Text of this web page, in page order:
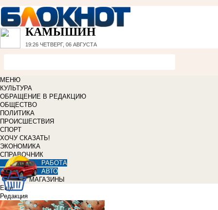
КАМЫШИН
19:26 ЧЕТВЕРГ, 06 АВГУСТА
МЕНЮ
КУЛЬТУРА
ОБРАЩЕНИЕ В РЕДАКЦИЮ
ОБЩЕСТВО
ПОЛИТИКА
ПРОИСШЕСТВИЯ
СПОРТ
ХОЧУ СКАЗАТЬ!
ЭКОНОМИКА
СПРАВОЧНИК
РАБОТА
АВТО
МАГАЗИНЫ
Еще
Редакция